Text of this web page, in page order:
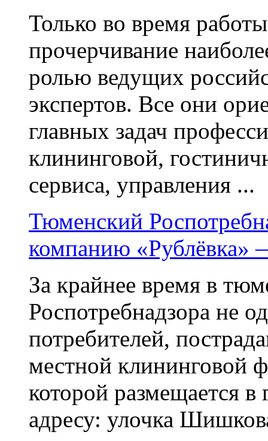
Только во время
прочерчивание
ролью ведущих
экспертов. Все они
главных задач
клининговой,
сервиса, управления ...
Тюменский
компанию «Рублёвка»
За крайнее время в
Роспотребнадзора не
потребителей,
местной клининговой
которой размещается
адресу: улочка